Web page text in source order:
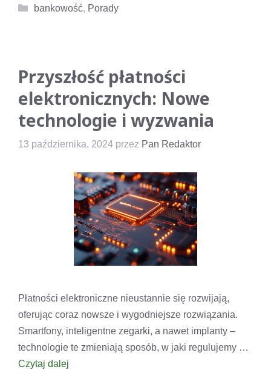
Kategorie
bankowość, Porady
Przyszłość płatności
elektronicznych: Nowe
technologie i wyzwania
13 października, 2024 przez Pan Redaktor
Płatności elektroniczne nieustannie się rozwijają,
oferując coraz nowsze i wygodniejsze rozwiązania.
Smartfony, inteligentne zegarki, a nawet implanty –
technologie te zmieniają sposób, w jaki regulujemy …
Czytaj dalej